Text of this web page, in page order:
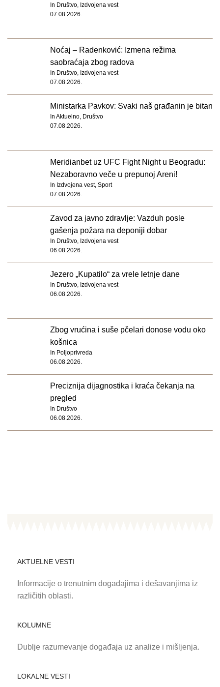
In Društvo Izdvojena vest
07.08.2026.
Noćaj – Radenković: Izmena režima
saobraćaja zbog radova
In Društvo, Izdvojena vest
07.08.2026.
Ministarka Pavkov: Svaki naš građanin je bitan
In Aktuelno, Društvo
07.08.2026.
Meridianbet uz UFC Fight Night u Beogradu:
Nezaboravno veče u prepunoj Areni!
In Izdvojena vest, Sport
07.08.2026.
Zavod za javno zdravlje: Vazduh posle
gašenja požara na deponiji dobar
In Društvo, Izdvojena vest
06.08.2026.
Jezero „Kupatilo“ za vrele letnje dane
In Društvo Izdvojena vest
06.08.2026.
Zbog vrućina i suše pčelari donose vodu oko
košnica
In Poljoprivreda
06.08.2026.
Preciznija dijagnostika i kraća čekanja na
pregled
In Društvo
06.08.2026.
AKTUELNE VESTI
Informacije o trenutnim događajima i dešavanjima iz
različitih oblasti.
KOLUMNE
Dublje razumevanje događaja uz analize i mišljenja.
LOKALNE VESTI